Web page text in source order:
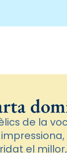
de la
el